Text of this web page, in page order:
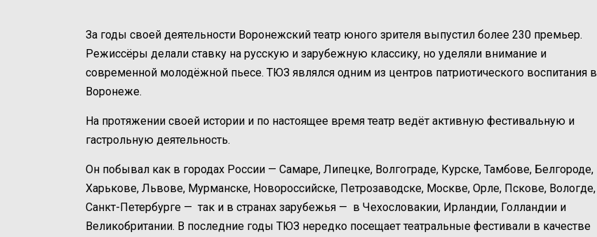
За годы своей деятельности Воронежский театр юного зрителя выпустил более 230 премьер.
Режиссёры делали ставку на русскую и зарубежную классику, но уделяли внимание и
современной молодёжной пьесе. ТЮЗ являлся одним из центров патриотического воспитания в
Воронеже.
На протяжении своей истории и по настоящее время театр ведёт активную фестивальную и
гастрольную деятельность.
Он побывал как в городах России — Самаре, Липецке, Волгограде, Курске, Тамбове, Белгороде,
Харькове, Львове, Мурманске, Новороссийске, Петрозаводске, Москве, Орле, Пскове, Вологде,
Санкт-Петербурге — так и в странах зарубежья — в Чехословакии, Ирландии, Голландии и
Великобритании. В последние годы ТЮЗ нередко посещает театральные фестивали в качестве